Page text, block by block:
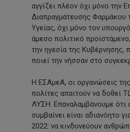
αγγίζει πλέον όχι μόνο την
Διαπραγμάτευσης Φαρμάκου
Υγείας, όχι μόνο τον
άμεσο πολιτικό
την ηγεσία της Κυβέρνησης,
ποιεί την νήσσαν στο
Η ΕΣΑμεΑ, οι οργανώσεις
πολίτες απαιτούν να δοθεί
ΛΥΣΗ. Επαναλαμβάνουμε ότι
συμβαίνει είναι αδιανόητο
2022: να κινδυνεύουν